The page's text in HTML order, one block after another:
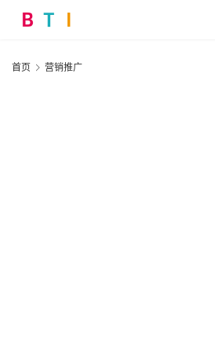
首页 营销推广